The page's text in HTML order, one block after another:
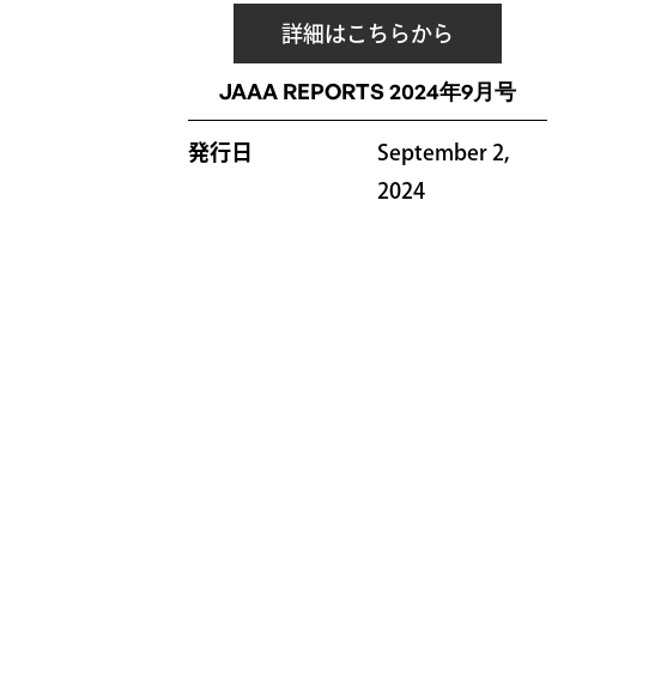
詳細はこちらから
JAAA REPORTS 2024年9月号
発行日
September 2,
2024